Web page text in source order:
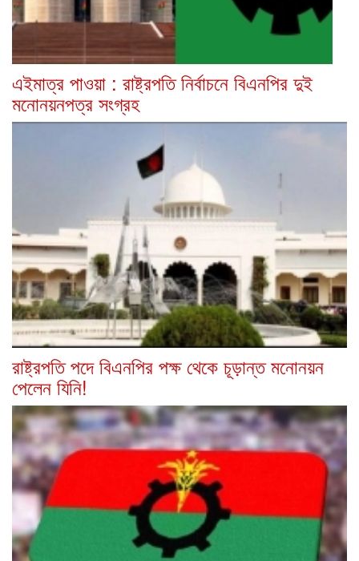
এইমাত্র পাওয়া : রাষ্ট্রপতি নির্বাচনে বিএনপির দুই
মনোনয়নপত্র সংগ্রহ
রাষ্ট্রপতি পদে বিএনপির পক্ষ থেকে চূড়ান্ত মনোনয়ন
পেলেন যিনি!